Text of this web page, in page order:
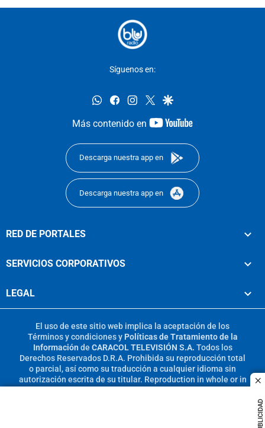
PUBLICIDAD
Síguenos en:
whatsappfacebookinstagram
twittergoogle
Más contenido en
youtube-
Descarga nuestra app en
Descarga nuestra app en
RED DE PORTALES
SERVICIOS CORPORATIVOS
LEGAL
El uso de este sitio web implica la aceptación de los
Términos y condicionesy Políticas de Tratamiento de la
Información de CARACOL TELEVISIÓN S.A. Todos los
Derechos Reservados D.R.A. Prohibida su reproducción total
o parcial, así como su traducción a cualquier idioma sin
autorización escrita de su titular. Reproduction in whole or in